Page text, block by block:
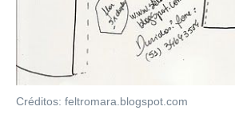
Créditos: feltromara.blogspot.com